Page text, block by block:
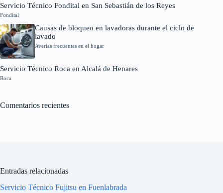
Servicio Técnico Fondital en San Sebastián de los Reyes
Fondital
Causas de bloqueo en lavadoras durante el ciclo de
lavado
Averías frecuentes en el hogar
Servicio Técnico Roca en Alcalá de Henares
Roca
Comentarios recientes
Entradas relacionadas
Servicio Técnico Fujitsu en Fuenlabrada